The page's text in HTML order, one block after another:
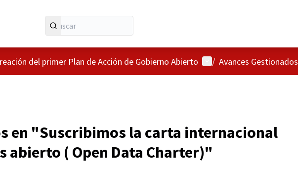
del primer Plan de Acción de Gobierno Abierto Menú de usuario
/ Avances Gestionados
en "Suscribimos la carta internacional
abierto ( Open Data Charter)"